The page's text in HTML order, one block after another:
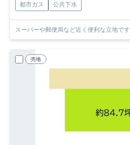
都市ガス 公共下水
スーパーや郵便局など近く便利な立地です
売地